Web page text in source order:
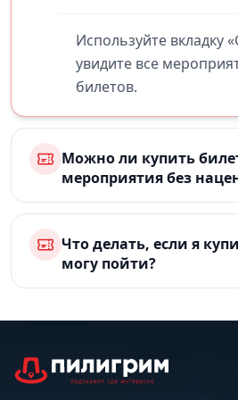
Используйте вкладку
увидите все
билетов.
Можно ли купить
мероприятия без
Что делать, если я
могу пойти?